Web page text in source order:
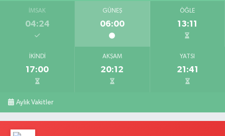
İMSAK
04:24
GÜNEŞ
06:00
ÖĞLE
13:11
İKINDI
17:00
AKŞAM
20:12
YATSI
21:41
Aylık Vakitler